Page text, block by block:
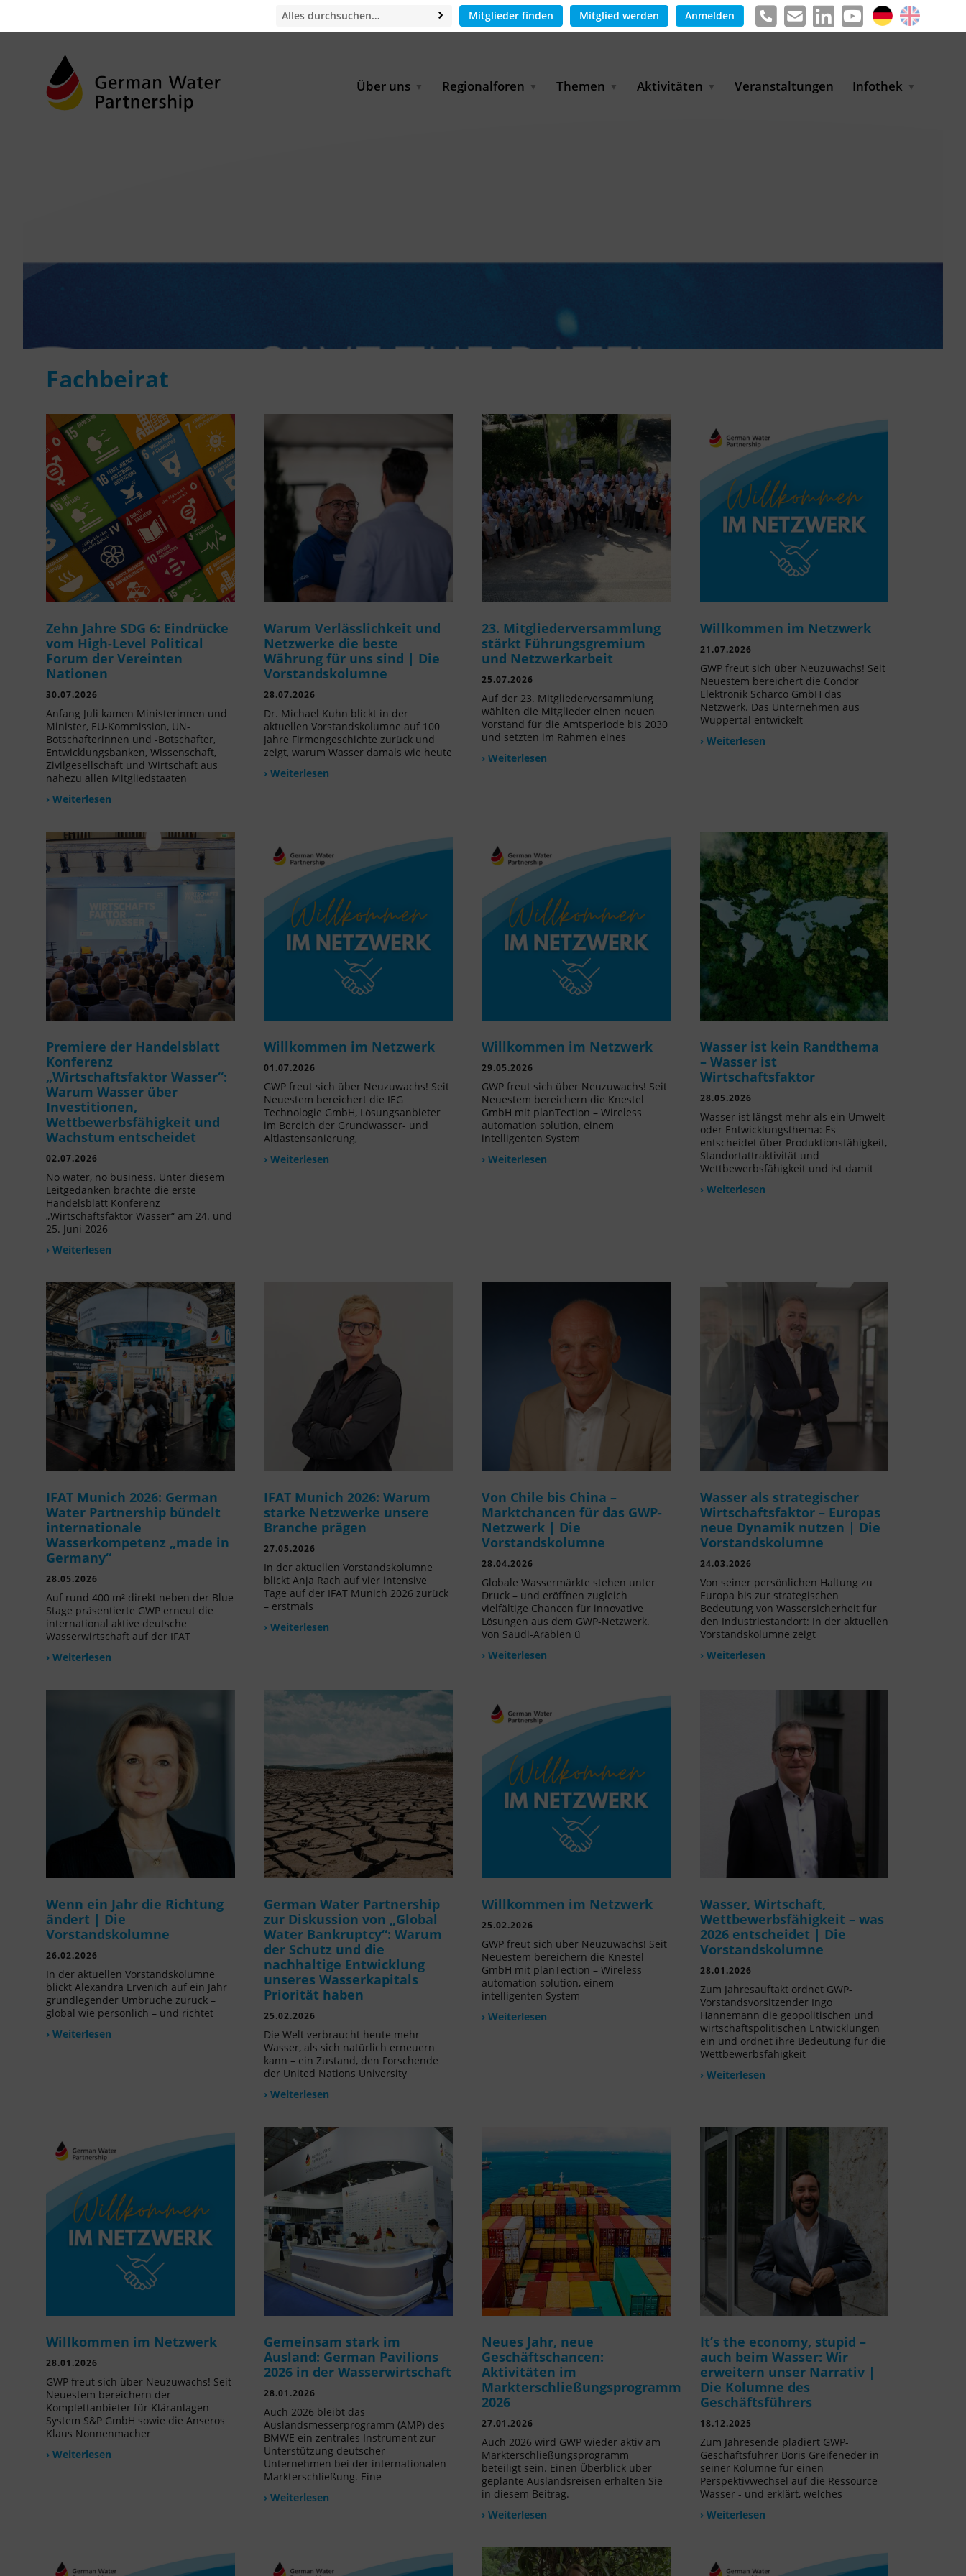
Mitglieder finden Mitglied werden Anmelden
Über uns Regionalforen Themen Aktivitäten Veranstaltungen Infothek
Fachbeirat
Zehn Jahre SDG 6: Eindrücke
vom High-Level Political
Forum der Vereinten
Nationen
30.07.2026
Anfang Juli kamen Ministerinnen und
Minister, EU-Kommission, UN-
Botschafterinnen und -Botschafter,
Entwicklungsbanken, Wissenschaft,
Zivilgesellschaft und Wirtschaft aus
nahezu allen Mitgliedstaaten
› Weiterlesen
Warum Verlässlichkeit und
Netzwerke die beste
Währung für uns sind | Die
Vorstandskolumne
28.07.2026
Dr. Michael Kuhn blickt in der
aktuellen Vorstandskolumne auf 100
Jahre Firmengeschichte zurück und
zeigt, warum Wasser damals wie heute
› Weiterlesen
23. Mitgliederversammlung
stärkt Führungsgremium
und Netzwerkarbeit
25.07.2026
Auf der 23. Mitgliederversammlung
wählten die Mitglieder einen neuen
Vorstand für die Amtsperiode bis 2030
und setzten im Rahmen eines
› Weiterlesen
Willkommen im Netzwerk
21.07.2026
GWP freut sich über Neuzuwachs! Seit
Neuestem bereichert die Condor
Elektronik Scharco GmbH das
Netzwerk. Das Unternehmen aus
Wuppertal entwickelt
› Weiterlesen
Premiere der Handelsblatt
Konferenz
„Wirtschaftsfaktor Wasser“:
Warum Wasser über
Investitionen,
Wettbewerbsfähigkeit und
Wachstum entscheidet
02.07.2026
No water, no business. Unter diesem
Leitgedanken brachte die erste
Handelsblatt Konferenz
„Wirtschaftsfaktor Wasser“ am 24. und
25. Juni 2026
› Weiterlesen
Willkommen im Netzwerk
01.07.2026
GWP freut sich über Neuzuwachs! Seit
Neuestem bereichert die IEG
Technologie GmbH, Lösungsanbieter
im Bereich der Grundwasser- und
Altlastensanierung,
› Weiterlesen
Willkommen im Netzwerk
29.05.2026
GWP freut sich über Neuzuwachs! Seit
Neuestem bereichern die Knestel
GmbH mit planTection – Wireless
automation solution, einem
intelligenten System
› Weiterlesen
Wasser ist kein Randthema
– Wasser ist
Wirtschaftsfaktor
28.05.2026
Wasser ist längst mehr als ein Umwelt-
oder Entwicklungsthema: Es
entscheidet über Produktionsfähigkeit,
Standortattraktivität und
Wettbewerbsfähigkeit und ist damit
› Weiterlesen
IFAT Munich 2026: German
Water Partnership bündelt
internationale
Wasserkompetenz „made in
Germany“
28.05.2026
Auf rund 400 m² direkt neben der Blue
Stage präsentierte GWP erneut die
international aktive deutsche
Wasserwirtschaft auf der IFAT
› Weiterlesen
IFAT Munich 2026: Warum
starke Netzwerke unsere
Branche prägen
27.05.2026
In der aktuellen Vorstandskolumne
blickt Anja Rach auf vier intensive
Tage auf der IFAT Munich 2026 zurück
– erstmals
› Weiterlesen
Von Chile bis China –
Marktchancen für das GWP-
Netzwerk | Die
Vorstandskolumne
28.04.2026
Globale Wassermärkte stehen unter
Druck – und eröffnen zugleich
vielfältige Chancen für innovative
Lösungen aus dem GWP-Netzwerk.
Von Saudi-Arabien ü
› Weiterlesen
Wasser als strategischer
Wirtschaftsfaktor – Europas
neue Dynamik nutzen | Die
Vorstandskolumne
24.03.2026
Von seiner persönlichen Haltung zu
Europa bis zur strategischen
Bedeutung von Wassersicherheit für
den Industriestandort: In der aktuellen
Vorstandskolumne zeigt
› Weiterlesen
Wenn ein Jahr die Richtung
ändert | Die
Vorstandskolumne
26.02.2026
In der aktuellen Vorstandskolumne
blickt Alexandra Ervenich auf ein Jahr
grundlegender Umbrüche zurück –
global wie persönlich – und richtet
› Weiterlesen
German Water Partnership
zur Diskussion von „Global
Water Bankruptcy“: Warum
der Schutz und die
nachhaltige Entwicklung
unseres Wasserkapitals
Priorität haben
25.02.2026
Die Welt verbraucht heute mehr
Wasser, als sich natürlich erneuern
kann – ein Zustand, den Forschende
der United Nations University
› Weiterlesen
Willkommen im Netzwerk
25.02.2026
GWP freut sich über Neuzuwachs! Seit
Neuestem bereichern die Knestel
GmbH mit planTection – Wireless
automation solution, einem
intelligenten System
› Weiterlesen
Wasser, Wirtschaft,
Wettbewerbsfähigkeit – was
2026 entscheidet | Die
Vorstandskolumne
28.01.2026
Zum Jahresauftakt ordnet GWP-
Vorstandsvorsitzender Ingo
Hannemann die geopolitischen und
wirtschaftspolitischen Entwicklungen
ein und ordnet ihre Bedeutung für die
Wettbewerbsfähigkeit
› Weiterlesen
Willkommen im Netzwerk
28.01.2026
GWP freut sich über Neuzuwachs! Seit
Neuestem bereichern der
Komplettanbieter für Kläranlagen
System S&P GmbH sowie die Anseros
Klaus Nonnenmacher
› Weiterlesen
Gemeinsam stark im
Ausland: German Pavilions
2026 in der Wasserwirtschaft
28.01.2026
Auch 2026 bleibt das
Auslandsmesserprogramm (AMP) des
BMWE ein zentrales Instrument zur
Unterstützung deutscher
Unternehmen bei der internationalen
Markterschließung. Eine
› Weiterlesen
Neues Jahr, neue
Geschäftschancen:
Aktivitäten im
Markterschließungsprogramm
2026
27.01.2026
Auch 2026 wird GWP wieder aktiv am
Markterschließungsprogramm
beteiligt sein. Einen Überblick über
geplante Auslandsreisen erhalten Sie
in diesem Beitrag.
› Weiterlesen
It’s the economy, stupid –
auch beim Wasser: Wir
erweitern unser Narrativ |
Die Kolumne des
Geschäftsführers
18.12.2025
Zum Jahresende plädiert GWP-
Geschäftsführer Boris Greifeneder in
seiner Kolumne für einen
Perspektivwechsel auf die Ressource
Wasser - und erklärt, welches
› Weiterlesen